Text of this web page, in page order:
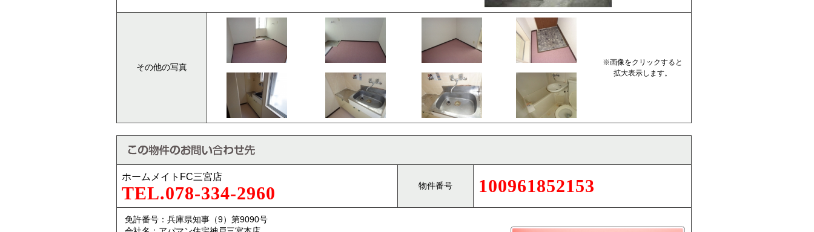
その他の写真
※画像をクリックすると
拡大表示します。
ホームメイトFC三宮店
TEL.078-334-2960 物件番号 100961852153
免許番号：兵庫県知事（9）第9090号